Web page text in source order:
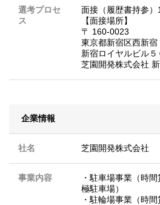
選考プロセ
ス
面接（履歴書持参）
【面接場所】
〒 160-0023
東京都新宿区西新宿
新宿ロイヤルビル５
芝園開発株式会社
企業情報
社名 芝園開発株式会社
事業内容
・駐車場事業（時
極駐車場）
・駐輪場事業（時